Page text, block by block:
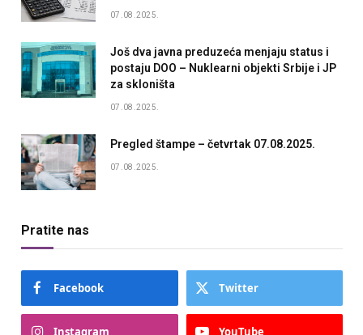
07.08.2025.
Još dva javna preduzeća menjaju status i
postaju DOO – Nuklearni objekti Srbije i JP
za skloništa
07.08.2025.
Pregled štampe – četvrtak 07.08.2025.
07.08.2025.
Pratite nas
Facebook Twitter
Instagram YouTube